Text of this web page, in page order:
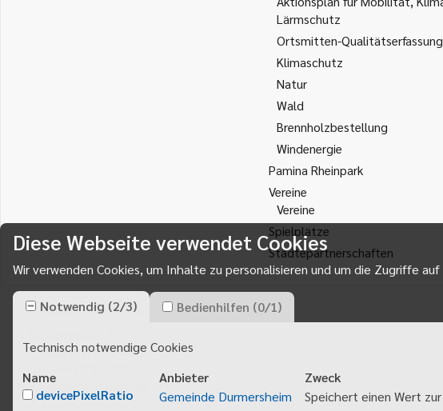
Lärmschutz
Ortsmitten-Qualitätserfassung
Klimaschutz
Natur
Wald
Brennholzbestellung
Windenergie
Pamina Rheinpark
Vereine
Vereine
Spielplätze
Städtepartnerschaften
Gemeinde Durmersheim
76448Durmersheim
info@durmersheim.de
E-Mail schreiben
Diese Webseite verwendet Cookies
Wir verwenden Cookies, um Inhalte zu personalisieren und um die Zugriffe
Notwendig (2/3) Bedienhilfen (0/1)
Technisch notwendige Cookies
Name
Anbieter Zweck
devicePixelRatio
Gemeinde Durmersheim Speichert einen Wert